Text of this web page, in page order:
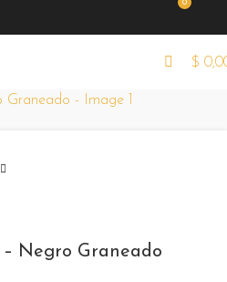
0
$
Negro Graneado